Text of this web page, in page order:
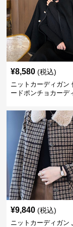
¥8,580 (税込)
ニットカーディガン
ードポンチョカーデ
¥9,840 (税込)
ニットカーディガン